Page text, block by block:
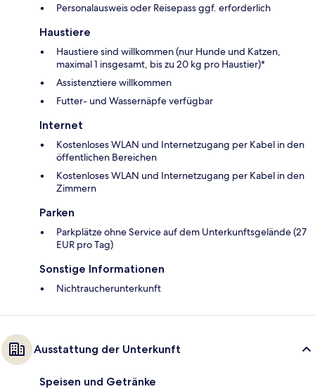
Personalausweis oder Reisepass ggf. erforderlich
Haustiere
Haustiere sind willkommen (nur Hunde und Katzen,
maximal 1 insgesamt, bis zu 20 kg pro Haustier)*
Assistenztiere willkommen
Futter- und Wassernäpfe verfügbar
Internet
Kostenloses WLAN und Internetzugang per Kabel in den
öffentlichen Bereichen
Kostenloses WLAN und Internetzugang per Kabel in den
Zimmern
Parken
Parkplätze ohne Service auf dem Unterkunftsgelände (27
EUR pro Tag)
Sonstige Informationen
Nichtraucherunterkunft
Ausstattung der Unterkunft
Speisen und Getränke